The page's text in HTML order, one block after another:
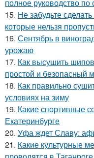
полное руководство по
15. Не забудьте
которые нельзя
16. Сентябрь в
урожаю
17. Как высушить
простой и безопасный
18. Как правильно
условиях на зиму
19. Какие спортивные
Екатеринбурге
20. Уфа ждет Славу:
21. Какие культурные